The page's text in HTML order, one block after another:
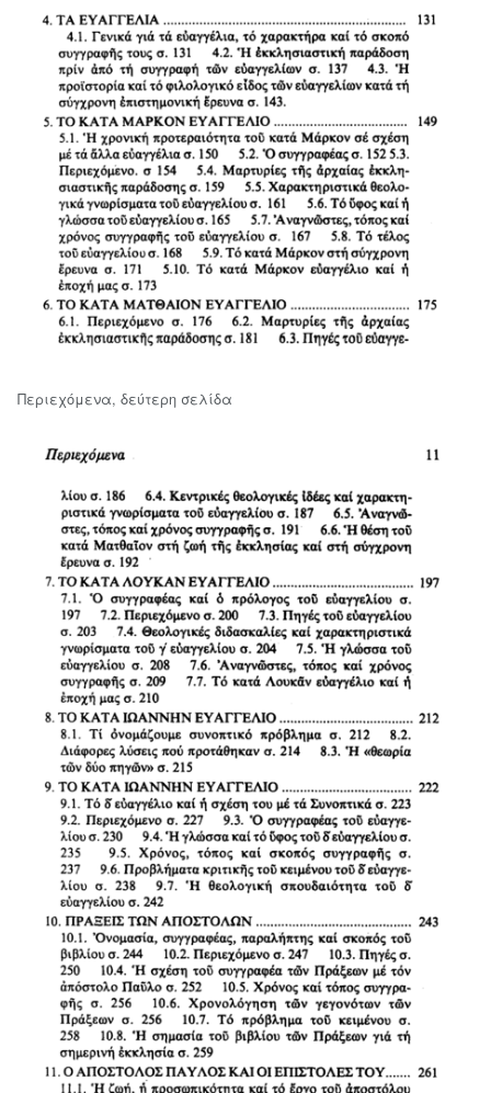
Περιεχόμενα, δεύτερη σελίδα